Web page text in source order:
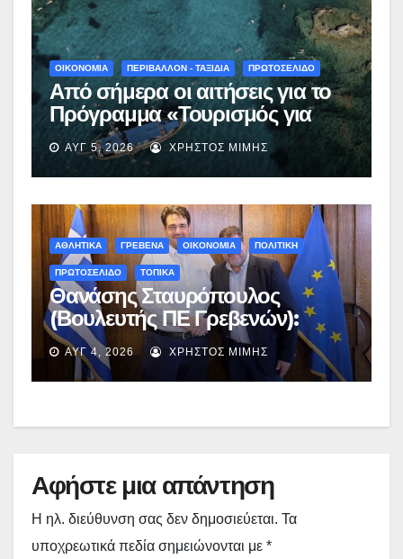
ΟΙΚΟΝΟΜΙΑ ΠΕΡΙΒΑΛΛΟΝ - ΤΑΞΙΔΙΑ ΠΡΩΤΟΣΕΛΙΔΟ
Από σήμερα οι αιτήσεις για το
Πρόγραμμα «Τουρισμός για
Όλους 2026-2027» – Πότε λήγει
η προσθεσμία
ΑΥΓ 5, 2026 ΧΡΉΣΤΟΣ ΜΊΜΗΣ
ΑΘΛΗΤΙΚΑ ΓΡΕΒΕΝΑ ΟΙΚΟΝΟΜΙΑ ΠΟΛΙΤΙΚΗ
ΠΡΩΤΟΣΕΛΙΔΟ ΤΟΠΙΚΑ
Θανάσης Σταυρόπουλος
(Βουλευτής ΠΕ Γρεβενών):
Έκτακτη χρηματοδότηση
400.000€ για επιπλέον
εργασίες στο Δημοτικό Στάδιο
ΑΥΓ 4, 2026 ΧΡΉΣΤΟΣ ΜΊΜΗΣ
Αφήστε μια απάντηση
Η ηλ. διεύθυνση σας δεν δημοσιεύεται. Τα
υποχρεωτικά πεδία σημειώνονται με *